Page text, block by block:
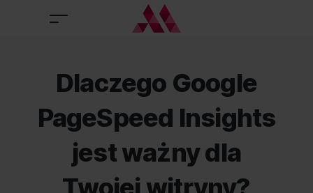
Dlaczego Google
PageSpeed Insights
jest ważny dla